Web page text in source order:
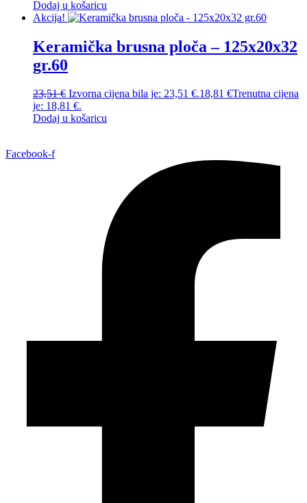
Dodaj u košaricu
Akcija!
Keramička brusna ploča – 125x20x32
gr.60
23,51€ Izvorna cijena bila je: 23,51 €.18,81 €Trenutna cijena
je: 18,81 €.
Dodaj u košaricu
Facebook-f